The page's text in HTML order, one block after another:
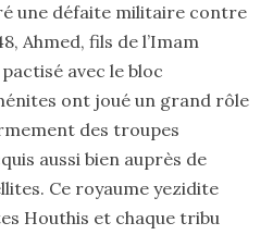
une défaite militaire contre
Ahmed, fils de l’Imam
avec le bloc
ont joué un grand rôle
des troupes
aussi bien auprès de
Ce royaume yezidite
Houthis et chaque tribu